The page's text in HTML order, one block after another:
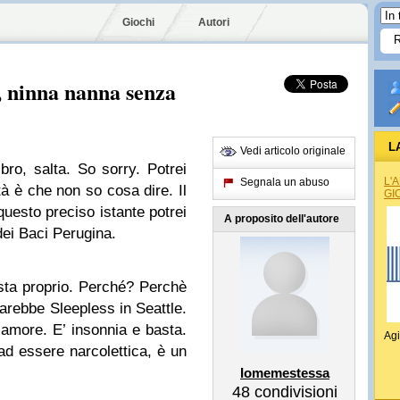
Giochi Autori
nanna senza
salta. So sorry. Potrei
è che non so cosa dire. Il
preciso istante potrei
Baci Perugina.
proprio. Perché? Perchè
Sleepless in Seattle.
E’ insonnia e basta.
essere narcolettica, è un
Vedi articolo originale
Segnala un abuso
A proposito dell'autore
Iomemestessa
48 condivisioni